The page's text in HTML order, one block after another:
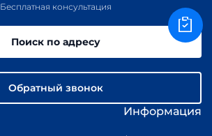
Информация
Бесплатная консультация
Поиск по адресу
Обратный звонок